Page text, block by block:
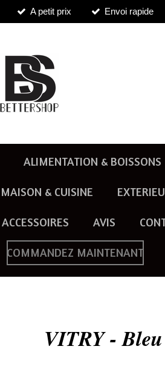
A petit prix Envoi rapide
ALIMENTATION & BOISSONS
MAISON & CUISINE
AVIS
COMMANDEZ MAINTENANT
VITRY -